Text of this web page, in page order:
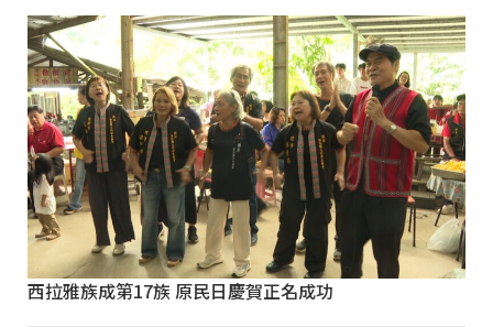
西拉雅族成第17族 原民日慶賀正名成功